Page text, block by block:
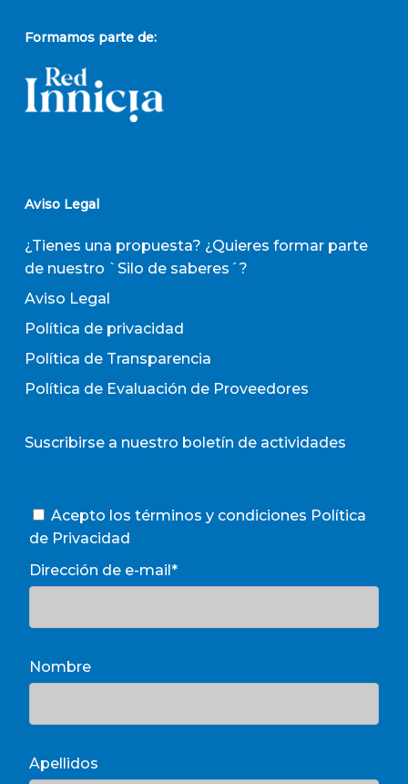
Formamos parte de:
Aviso Legal
¿Tienes una propuesta? ¿Quieres formar parte
de nuestro `Silo de saberes´?
Aviso Legal
Política de privacidad
Política de Transparencia
Política de Evaluación de Proveedores
Suscribirse a nuestro boletín de actividades
Acepto los términos y condiciones Política
de Privacidad
Dirección de e-mail*
Nombre
Apellidos